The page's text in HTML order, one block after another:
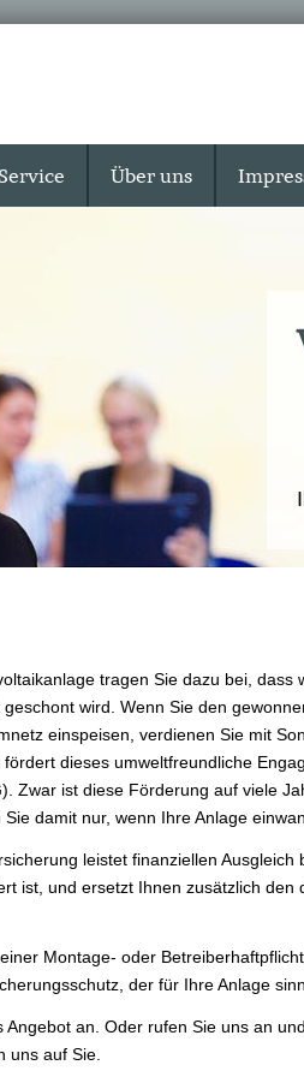
Über uns
tragen Sie dazu bei, dass
wird. Wenn Sie den
einspeisen, verdienen Sie mit
dieses umweltfreundliche
Zwar ist diese Förderung auf viele
damit nur, wenn Ihre Anlage
leistet finanziellen Ausgleich
ist, und ersetzt Ihnen zusätzlich den
Montage- oder
der für Ihre Anlage
an. Oder rufen Sie uns an
uns auf Sie.